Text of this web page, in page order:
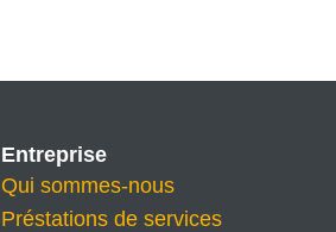
Entreprise
Qui sommes-nous
Préstations de services